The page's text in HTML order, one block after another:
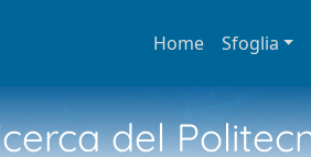
Home Sfoglia
del